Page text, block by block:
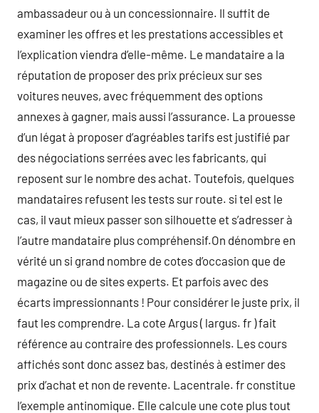
ambassadeur ou à un concessionnaire. Il suffit de
examiner les offres et les prestations accessibles et
l’explication viendra d’elle-même. Le mandataire a la
réputation de proposer des prix précieux sur ses
voitures neuves, avec fréquemment des options
annexes à gagner, mais aussi l’assurance. La prouesse
d’un légat à proposer d’agréables tarifs est justifié par
des négociations serrées avec les fabricants, qui
reposent sur le nombre des achat. Toutefois, quelques
mandataires refusent les tests sur route. si tel est le
cas, il vaut mieux passer son silhouette et s’adresser à
l’autre mandataire plus compréhensif.On dénombre en
vérité un si grand nombre de cotes d’occasion que de
magazine ou de sites experts. Et parfois avec des
écarts impressionnants ! Pour considérer le juste prix, il
faut les comprendre. La cote Argus ( largus. fr ) fait
référence au contraire des professionnels. Les cours
affichés sont donc assez bas, destinés à estimer des
prix d’achat et non de revente. Lacentrale. fr constitue
l’exemple antinomique. Elle calcule une cote plus tout